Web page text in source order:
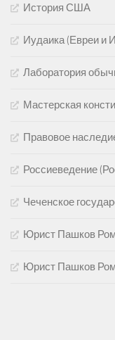
История США
Иудаика (Евреи и
Лаборатория
Мастерская
Правовое
Россиеведение
Чеченское
Юрист Пашков
Юрист Пашков